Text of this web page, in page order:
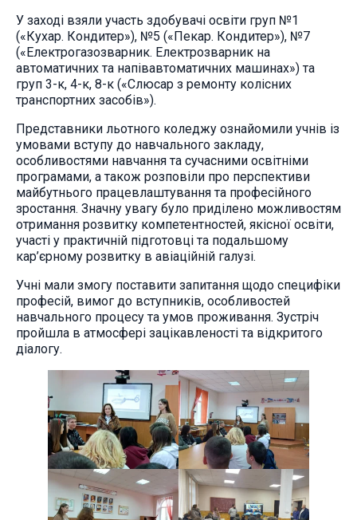
У заході взяли участь здобувачі освіти груп №1
(«Кухар. Кондитер»), №5 («Пекар. Кондитер»), №7
(«Електрогазозварник. Електрозварник на
автоматичних та напівавтоматичних машинах») та
груп 3-к, 4-к, 8-к («Слюсар з ремонту колісних
транспортних засобів»).
Представники льотного коледжу ознайомили учнів із
умовами вступу до навчального закладу,
особливостями навчання та сучасними освітніми
програмами, а також розповіли про перспективи
майбутнього працевлаштування та професійного
зростання. Значну увагу було приділено можливостям
отримання розвитку компетентностей, якісної освіти,
участі у практичній підготовці та подальшому
кар’єрному розвитку в авіаційній галузі.
Учні мали змогу поставити запитання щодо специфіки
професій, вимог до вступників, особливостей
навчального процесу та умов проживання. Зустріч
пройшла в атмосфері зацікавленості та відкритого
діалогу.